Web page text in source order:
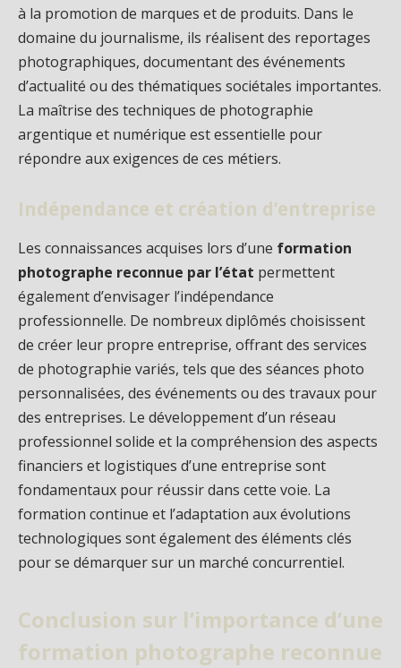
à la promotion de marques et de produits. Dans le
domaine du journalisme, ils réalisent des reportages
photographiques, documentant des événements
d’actualité ou des thématiques sociétales importantes.
La maîtrise des techniques de photographie
argentique et numérique est essentielle pour
répondre aux exigences de ces métiers.
Indépendance et création d’entreprise
Les connaissances acquises lors d’une formation
photographe reconnue par l’état permettent
également d’envisager l’indépendance
professionnelle. De nombreux diplômés choisissent
de créer leur propre entreprise, offrant des services
de photographie variés, tels que des séances photo
personnalisées, des événements ou des travaux pour
des entreprises. Le développement d’un réseau
professionnel solide et la compréhension des aspects
financiers et logistiques d’une entreprise sont
fondamentaux pour réussir dans cette voie. La
formation continue et l’adaptation aux évolutions
technologiques sont également des éléments clés
pour se démarquer sur un marché concurrentiel.
Conclusion sur l’importance d’une
formation photographe reconnue